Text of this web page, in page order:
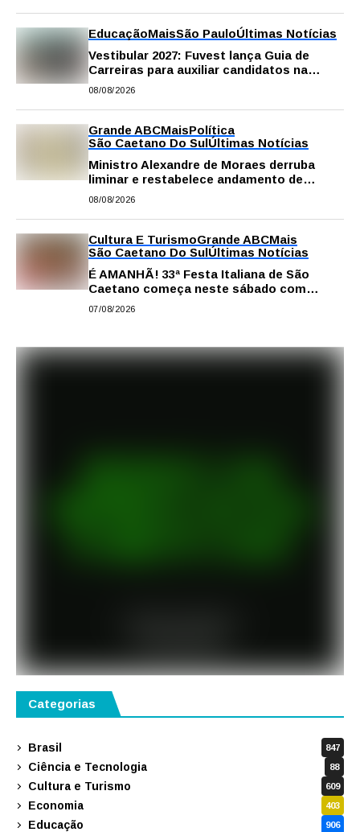
EducaçãoMaisSão PauloÚltimas Notícias
Vestibular 2027: Fuvest lança Guia de
Carreiras para auxiliar candidatos na
escolha da profissão
08/08/2026
Grande ABCMaisPolítica
São Caetano Do SulÚltimas Notícias
Ministro Alexandre de Moraes derruba
liminar e restabelece andamento de
comissão processante contra vereador
08/08/2026
Cultura E TurismoGrande ABCMais
São Caetano Do SulÚltimas Notícias
É AMANHÃ! 33ª Festa Italiana de São
Caetano começa neste sábado com
gastronomia, música e solidariedade
07/08/2026
Categorias
Brasil 847
Ciência e Tecnologia 88
Cultura e Turismo 609
Economia 403
Educação 906